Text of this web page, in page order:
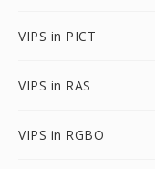
VIPS in PICT
VIPS in RAS
VIPS in RGBO